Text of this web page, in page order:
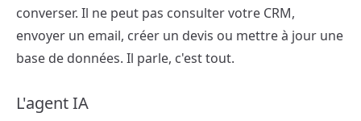
converser. Il ne peut pas consulter votre CRM,
envoyer un email, créer un devis ou mettre à jour une
base de données. Il parle, c'est tout.
L'agent IA